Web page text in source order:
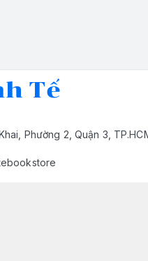
Tế
Phường 2, Quận 3,